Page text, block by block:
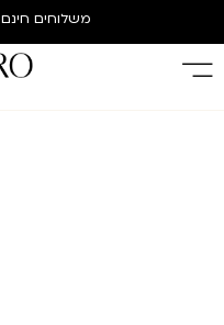
משלוחים חינם